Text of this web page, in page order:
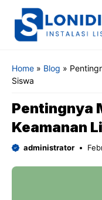
content
Home » Blog »
Siswa
Pentingnya
Keamanan
administrator